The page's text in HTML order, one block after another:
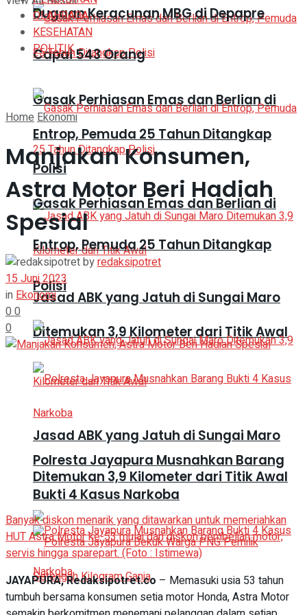
Gasak Perhiasan Emas dan Berlian di
Entrop, Pemuda 25 Tahun Ditangkap
Polisi
Jasad ABK yang Jatuh di Sungai Maro
Ditemukan 3,9 Kilometer dari Titik Awal
Polresta Jayapura Musnahkan Barang
Bukti 4 Kasus Narkoba
Dugaan Keracunan MBG di Depapre
Capai 543 Orang
Gasak Perhiasan Emas dan Berlian di
Entrop, Pemuda 25 Tahun Ditangkap
Polisi
Jasad ABK yang Jatuh di Sungai Maro
Ditemukan 3,9 Kilometer dari Titik Awal
OLAHRAGA
KESEHATAN
POLITIK
HomeEkonomi
Manjakan Konsumen,
Astra Motor Beri Hadiah
Spesial
byredaksipotret
15 Juni 2023
inEkonomi
00
0
Banyak diskon menarik yang ditawarkan untuk memeriahkan
HUT Astra Motor ke-53 mulai dari diskon pembelian motor,
servis hingga sparepart. (Foto : Istimewa)
JAYAPURA, Redaksipotret.co – Memasuki usia 53 tahun
tumbuh bersama konsumen setia motor Honda, Astra Motor